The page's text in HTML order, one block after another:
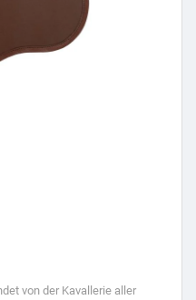
von der Kavallerie aller